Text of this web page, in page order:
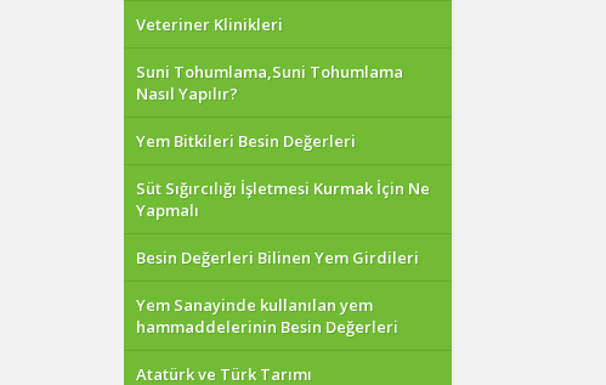
Veteriner Klinikleri
Suni Tohumlama,Suni Tohumlama
Nasıl Yapılır?
Yem Bitkileri Besin Değerleri
Süt Sığırcılığı İşletmesi Kurmak İçin Ne
Yapmalı
Besin Değerleri Bilinen Yem Girdileri
Yem Sanayinde kullanılan yem
hammaddelerinin Besin Değerleri
Atatürk ve Türk Tarımı